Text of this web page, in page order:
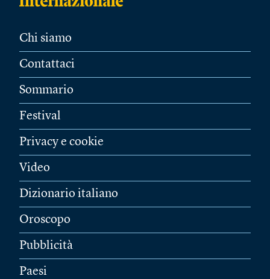
Chi siamo
Contattaci
Sommario
Festival
Privacy e cookie
Video
Dizionario italiano
Oroscopo
Pubblicità
Paesi